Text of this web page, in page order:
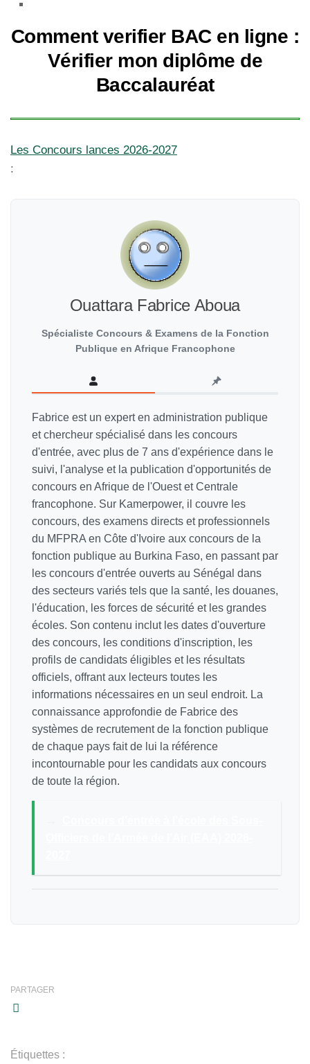
Comment verifier BAC en ligne :
Vérifier mon diplôme de
Baccalauréat
Les Concours lances 2026-2027
:
Ouattara Fabrice Aboua
Spécialiste Concours & Examens de la Fonction
Publique en Afrique Francophone
Fabrice est un expert en administration publique
et chercheur spécialisé dans les concours
d'entrée, avec plus de 7 ans d'expérience dans le
suivi, l'analyse et la publication d'opportunités de
concours en Afrique de l'Ouest et Centrale
francophone. Sur Kamerpower, il couvre les
concours, des examens directs et professionnels
du MFPRA en Côte d'Ivoire aux concours de la
fonction publique au Burkina Faso, en passant par
les concours d'entrée ouverts au Sénégal dans
des secteurs variés tels que la santé, les douanes,
l'éducation, les forces de sécurité et les grandes
écoles. Son contenu inclut les dates d'ouverture
des concours, les conditions d'inscription, les
profils de candidats éligibles et les résultats
officiels, offrant aux lecteurs toutes les
informations nécessaires en un seul endroit. La
connaissance approfondie de Fabrice des
systèmes de recrutement de la fonction publique
de chaque pays fait de lui la référence
incontournable pour les candidats aux concours
de toute la région.
PARTAGER
Étiquettes :